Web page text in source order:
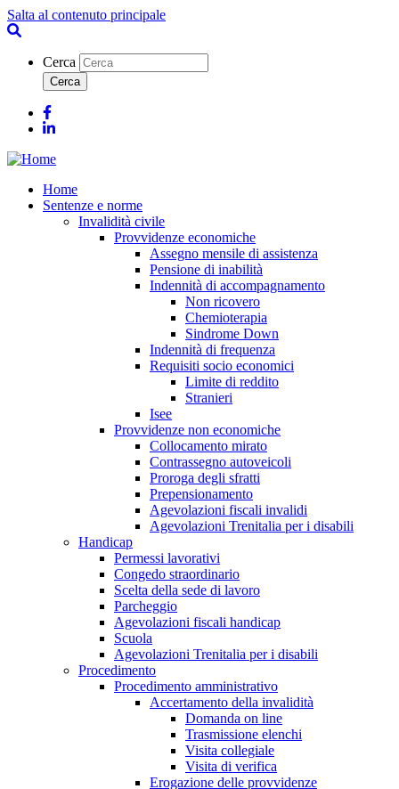
Salta al contenuto principale
Cerca
Facebook
Linkedin
Home
Sentenze e norme
Invalidità civile
Provvidenze economiche
Assegno mensile di assistenza
Pensione di inabilità
Indennità di accompagnamento
Non ricovero
Chemioterapia
Sindrome Down
Indennità di frequenza
Requisiti socio economici
Limite di reddito
Stranieri
Isee
Provvidenze non economiche
Collocamento mirato
Contrassegno autoveicoli
Proroga degli sfratti
Prepensionamento
Agevolazioni fiscali invalidi
Agevolazioni Trenitalia per i disabili
Handicap
Permessi lavorativi
Congedo straordinario
Scelta della sede di lavoro
Parcheggio
Agevolazioni fiscali handicap
Scuola
Agevolazioni Trenitalia per i disabili
Procedimento
Procedimento amministrativo
Accertamento della invalidità
Domanda on line
Trasmissione elenchi
Visita collegiale
Visita di verifica
Erogazione delle provvidenze